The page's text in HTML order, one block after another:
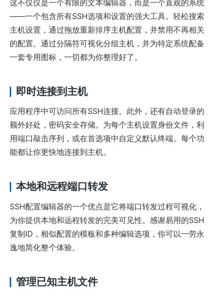
这不仅仅是一个有限的文本编辑器，而是一个直观的系统
——一个包含所有SSH选项和设置的强大工具。轻松搜索
主机设置，通过拖放重新排序主机配置，并禁用不再相关
的配置。通过分隔符可视化分组主机，并为特定系统配备
一套专用图标，一切都为你整理好了。
即时连接到主机
应用程序中可访问所有SSH连接。此外，还有自动登录的
额外好处，密码安全存储。为每个主机设置身份文件，利
用端口敲击序列，或在首选项中自定义默认终端。每个功
能都让你更快地连接到主机。
本地和远程端口转发
SSH配置编辑器的一个优点是它将端口转发过程可视化，
为你提供本地和远程转发的完美可见性。感谢易用的SSH
复制ID，相似配置的模板和多种编辑选项，你可以一劳永
逸地简化整个体验。
管理已知主机文件